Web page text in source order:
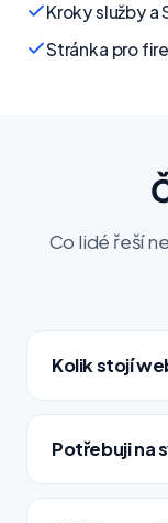
Kroky služby a
Stránka pro
Co lidé řeší
Kolik stojí
Potřebuji na